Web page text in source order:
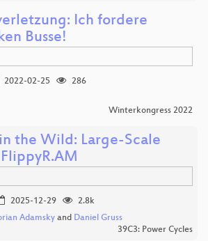
Ich fordere
Busse!
2022-02-25
286
Winterkongress 2022
the Wild: Large-Scale
2025-12-29
2.8k
Adamsky and Daniel Gruss
39C3: Power Cycles